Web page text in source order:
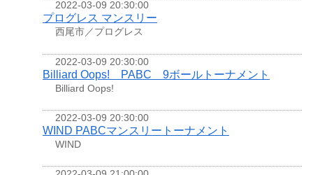
2022-03-09 20:30:00
プログレス マンスリー
西尾市／プログレス
2022-03-09 20:30:00
Billiard Oops! PABC 9ボールトーナメント
Billiard Oops!
2022-03-09 20:30:00
WIND PABCマンスリートーナメント
WIND